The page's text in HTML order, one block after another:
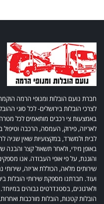
חברת נועם הובלות ומנופי הרמה
לצרכי הובלות בירושלים- לכל סוגי
באמצעות צי רכבים מותאמים לכל מטרה,
לאריזה, פירוק, העמסה, הרכבה וטיפול
לבית ולמשרד, במקצועיות שאין שניה
באופן מידי, ולאחר תשאול קצר והבנה
והוגנת, על פי אופי העבודה. אנו
שירותים מלאה, הכוללת אריזה, שירותי
ועוד. חברתנו מספקת שירותי הובלות
ולארגונים, בסטנדרטים גבוהים
הובלות קטנות, הובלות מורכבות ואחרות.